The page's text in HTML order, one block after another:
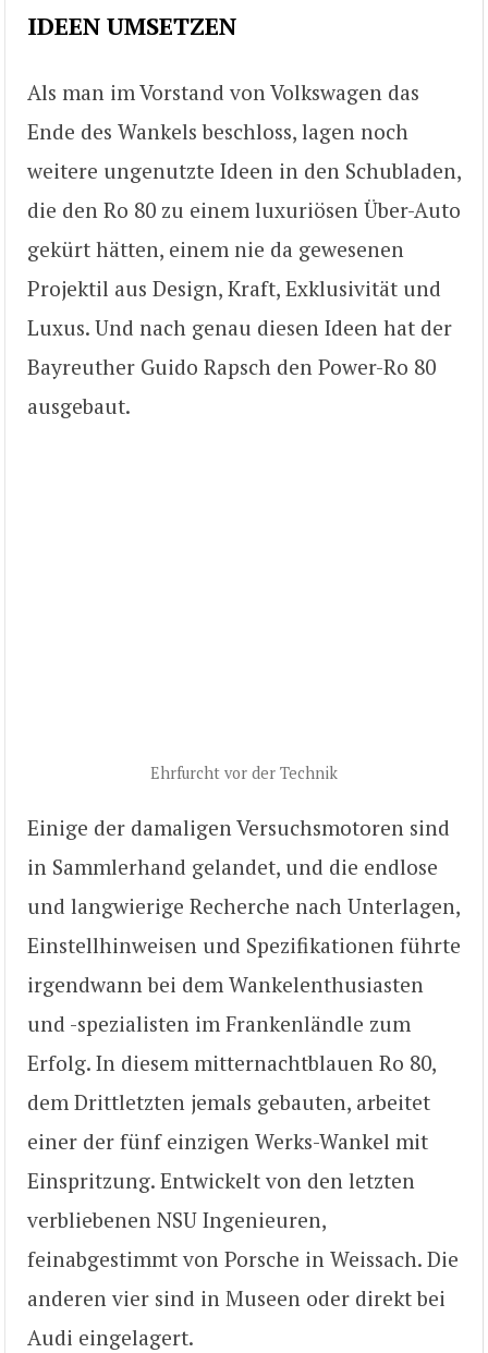
IDEEN UMSETZEN
Als man im Vorstand von Volkswagen das
Ende des Wankels beschloss, lagen noch
weitere ungenutzte Ideen in den Schubladen,
die den Ro 80 zu einem luxuriösen Über-Auto
gekürt hätten, einem nie da gewesenen
Projektil aus Design, Kraft, Exklusivität und
Luxus. Und nach genau diesen Ideen hat der
Bayreuther Guido Rapsch den Power-Ro 80
ausgebaut.
Ehrfurcht vor der Technik
Einige der damaligen Versuchsmotoren sind
in Sammlerhand gelandet, und die endlose
und langwierige Recherche nach Unterlagen,
Einstellhinweisen und Spezifikationen führte
irgendwann bei dem Wankelenthusiasten
und -spezialisten im Frankenländle zum
Erfolg. In diesem mitternachtblauen Ro 80,
dem Drittletzten jemals gebauten, arbeitet
einer der fünf einzigen Werks-Wankel mit
Einspritzung. Entwickelt von den letzten
verbliebenen NSU Ingenieuren,
feinabgestimmt von Porsche in Weissach. Die
anderen vier sind in Museen oder direkt bei
Audi eingelagert.